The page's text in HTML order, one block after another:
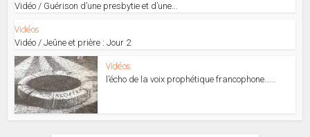
Vidéo / Guérison d’une presbytie et d’une...
Vidéos
Vidéo / Jeûne et prière : Jour 2
Vidéos
l’écho de la voix prophétique francophone…...